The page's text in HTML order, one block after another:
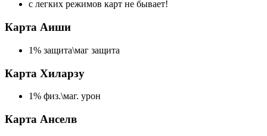
с легких режимов карт не бывает!
Карта Аиши
1% защита\маг защита
Карта Хиларзу
1% физ.\маг. урон
Карта Анселв